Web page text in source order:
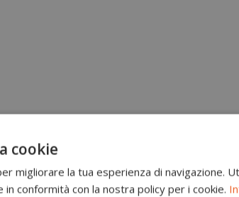
cookie
migliorare la tua esperienza di navigazione.
conformità con la nostra policy per i cookie.